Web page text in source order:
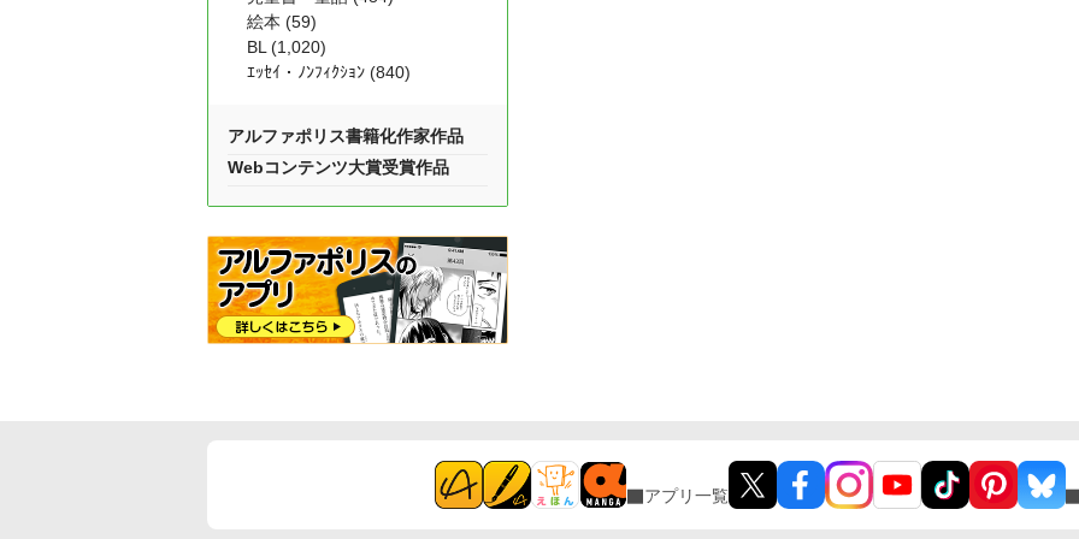
絵本 (59)
BL (1,020)
ｴｯｾｲ・ﾉﾝﾌｨｸｼｮﾝ (840)
アルファポリス書籍化作家作品
Webコンテンツ大賞受賞作品
アプリ一覧